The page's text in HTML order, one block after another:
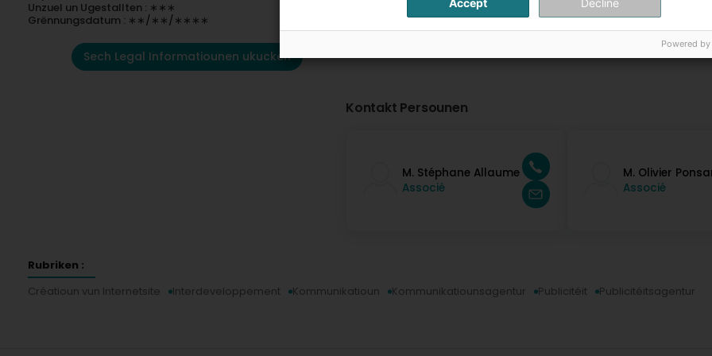
Unzuel un Ugestallten : ∗∗∗
Grënnungsdatum : ∗∗/∗∗/∗∗∗∗
Sech Legal Informatiounen ukucken
Kontakt Persounen
M. Stéphane Allaume
Associé
M. Olivier
Associé
Rubriken :
Créatioun vun Internetsite
Interdeveloppement Kommunikatioun Kommunikatiounsagentur Publicitéit Publicitéitsagentur
Accept Decline
Powered by